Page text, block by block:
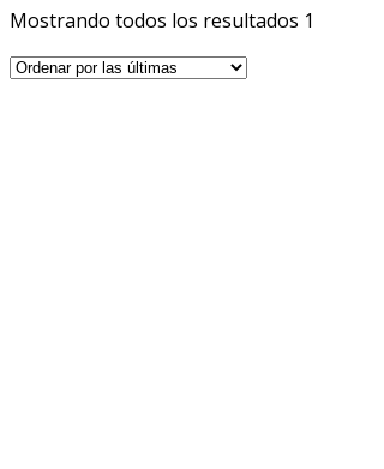
Mostrando todos los resultados 1